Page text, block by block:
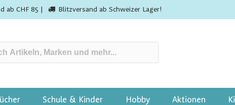
ab CHF 85 | Blitzversand ab Schweizer Lager!
Schule & Kinder Hobby Aktionen